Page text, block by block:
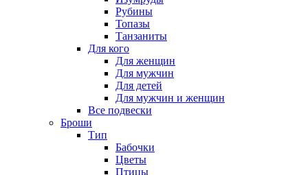
Рубины
Топазы
Танзаниты
Для кого
Для женщин
Для мужчин
Для детей
Для мужчин и женщин
Все подвески
Броши
Тип
Бабочки
Цветы
Птицы